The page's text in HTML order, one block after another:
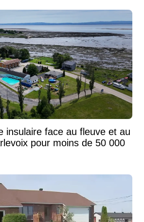
insulaire face au fleuve et au
pour moins de 50 000